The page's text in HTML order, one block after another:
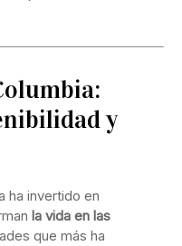
y
ha invertido en
la vida en las
que más ha